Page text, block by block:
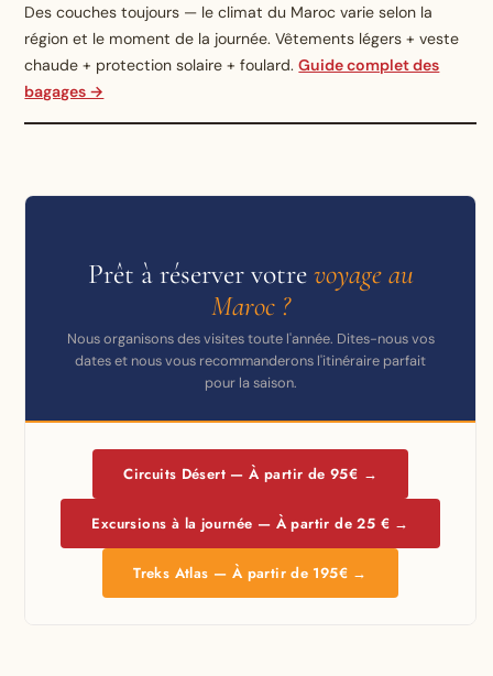
Des couches toujours — le climat du Maroc varie selon la
région et le moment de la journée. Vêtements légers + veste
chaude + protection solaire + foulard.Guide complet des
bagages →
Prêt à réserver votrevoyage au
Maroc ?
Nous organisons des visites toute l'année. Dites-nous vos
dates et nous vous recommanderons l'itinéraire parfait
pour la saison.
Circuits Désert — À partir de 95€ →
Excursions à la journée — À partir de 25 € →
Treks Atlas — À partir de 195€ →